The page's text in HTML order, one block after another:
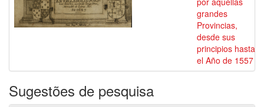
grandes
Provincias,
desde sus
principios hasta
el Año de 1557
Sugestões de pesquisa